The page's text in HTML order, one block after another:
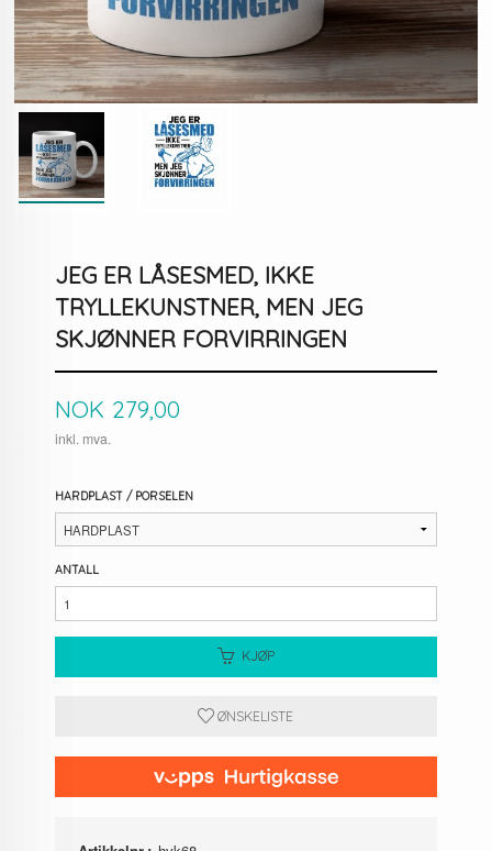
JEG ER LÅSESMED, IKKE
TRYLLEKUNSTNER, MEN JEG
SKJØNNER FORVIRRINGEN
Pris
NOK 279,00
inkl. mva.
HARDPLAST / PORSELEN
ANTALL
KJØP
ØNSKELISTE